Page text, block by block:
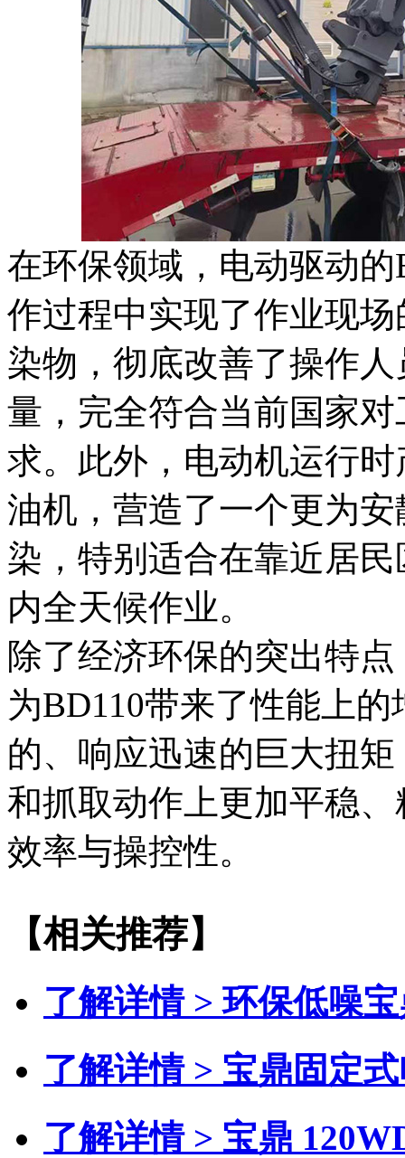
在环保领域，电动驱动
作过程中实现了作业现
染物，彻底改善了操作
量，完全符合当前国家
求。此外，电动机运行
油机，营造了一个更为
染，特别适合在靠近居
内全天候作业。
除了经济环保的突出特
为BD110带来了性能上
的、响应迅速的巨大扭
和抓取动作上更加平稳
效率与操控性。
【相关推荐】
了解详情 >环保低噪
了解详情 > 宝鼎固定
了解详情 > 宝鼎